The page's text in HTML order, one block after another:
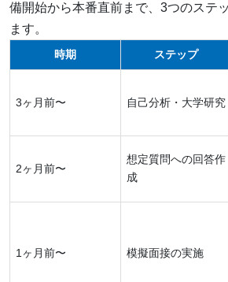
備開始から本番直前まで、3つのステ
ます。
時期 ステップ
3ヶ月前〜 自己分析・大学研究
2ヶ月前〜
想定質問への回答作
成
1ヶ月前〜 模擬面接の実施